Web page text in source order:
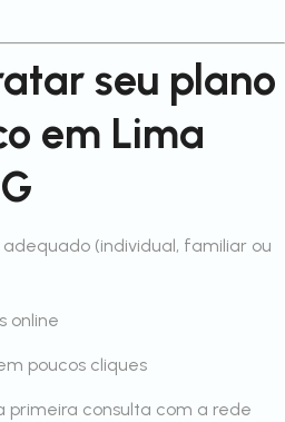
seu plano
em Lima
adequado (individual, familiar ou
online
poucos cliques
primeira consulta com a rede